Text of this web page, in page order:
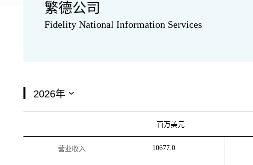
繁德公司
Fidelity National Information Services
百万美元
营业收入 10677.0